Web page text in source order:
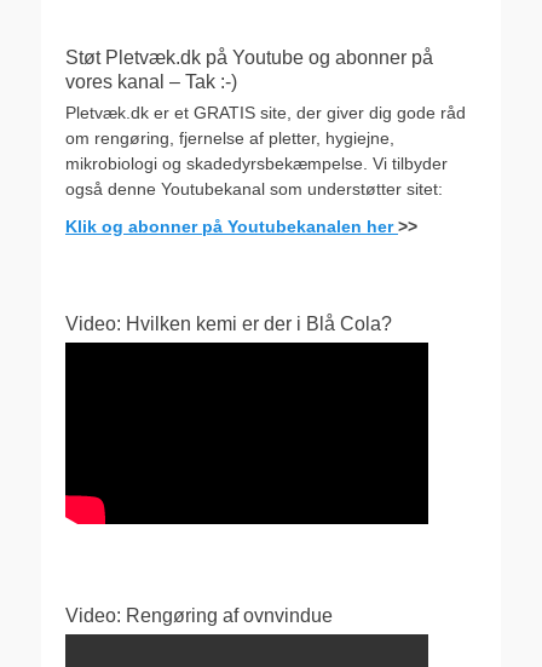
Støt Pletvæk.dk på Youtube og abonner på
vores kanal – Tak :-)
Pletvæk.dk er et GRATIS site, der giver dig gode råd
om rengøring, fjernelse af pletter, hygiejne,
mikrobiologi og skadedyrsbekæmpelse. Vi tilbyder
også denne Youtubekanal som understøtter sitet:
Klik og abonner på Youtubekanalen her>>
Video: Hvilken kemi er der i Blå Cola?
Video: Rengøring af ovnvindue